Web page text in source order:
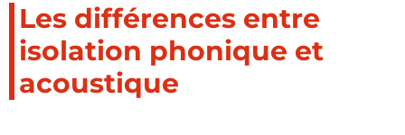
Les différences entre
isolation phonique et
acoustique